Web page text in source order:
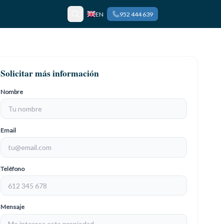
EN 952 444 639
Solicitar más información
Nombre
Email
Teléfono
Mensaje